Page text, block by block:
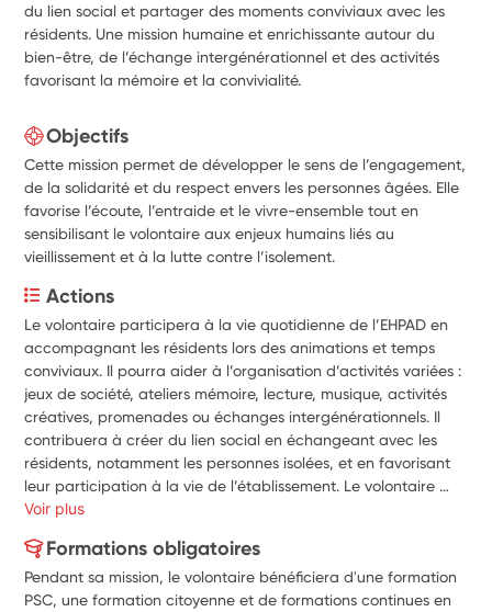
du lien social et partager des moments conviviaux avec les
résidents. Une mission humaine et enrichissante autour du
bien-être, de l’échange intergénérationnel et des activités
favorisant la mémoire et la convivialité.
Objectifs
Cette mission permet de développer le sens de l’engagement,
de la solidarité et du respect envers les personnes âgées. Elle
favorise l’écoute, l’entraide et le vivre-ensemble tout en
sensibilisant le volontaire aux enjeux humains liés au
vieillissement et à la lutte contre l’isolement.
Actions
Le volontaire participera à la vie quotidienne de l’EHPAD en
accompagnant les résidents lors des animations et temps
conviviaux. Il pourra aider à l’organisation d’activités variées :
jeux de société, ateliers mémoire, lecture, musique, activités
créatives, promenades ou échanges intergénérationnels. Il
contribuera à créer du lien social en échangeant avec les
résidents, notamment les personnes isolées, et en favorisant
leur participation à la vie de l’établissement. Le volontaire
pourra également participer à la préparation des fêtes,
repas à thème, et proposer de nouvelles idées d’animations
selon ses envies et ses compétences. Toujours encadré par
l’équipe, il agira dans une démarche de bienveillance,
Voir plus
Formations obligatoires
Pendant sa mission, le volontaire bénéficiera d'une formation
PSC, une formation citoyenne et de formations continues en